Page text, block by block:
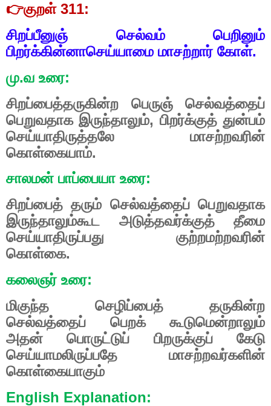
👉குறள் 311:
சிறப்பீனுஞ் செல்வம் பெறினும்
பிறர்க்கின்னாசெய்யாமை மாசற்றார் கோள்.
மு.வ உரை:
சிறப்பைத்தருகின்ற பெருஞ் செல்வத்தைப்
பெறுவதாக இருந்தாலும், பிறர்க்குத் துன்பம்
செய்யாதிருத்தலே மாசற்றவரின்
கொள்கையாம்.
சாலமன் பாப்பையா உரை:
சிறப்பைத் தரும் செல்வத்தைப் பெறுவதாக
இருந்தாலும்கூட அடுத்தவர்க்குத் தீமை
செய்யாதிருப்பது குற்றமற்றவரின்
கொள்கை.
கலைஞர் உரை:
மிகுந்த செழிப்பைத் தருகின்ற
செல்வத்தைப் பெறக் கூடுமென்றாலும்
அதன் பொருட்டுப் பிறருக்குப் கேடு
செய்யாமலிருப்பதே மாசற்றவர்களின்
கொள்கையாகும்
English Explanation: